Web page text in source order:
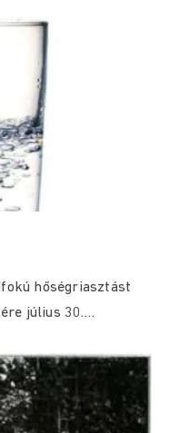
hőségriasztást
július 30.